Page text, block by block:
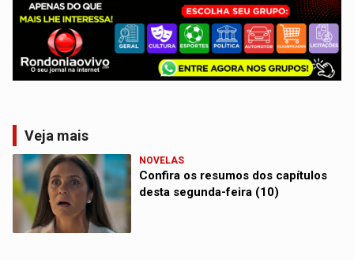
Veja mais
NOVELAS
Confira os resumos dos capítulos
desta segunda-feira (10)